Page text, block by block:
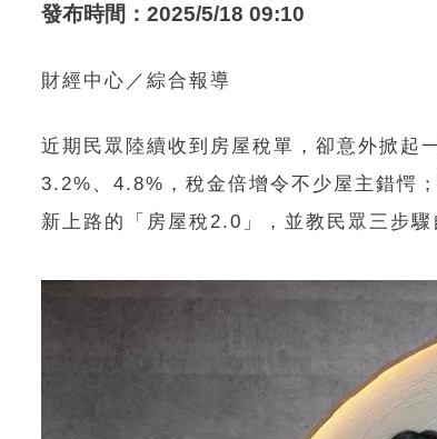
發布時間：2025/5/18 09:10
財經中心／綜合報導
近期民眾陸續收到房屋稅單，卻意外掀起
3.2%、4.8%，稅金倍增令不少屋主錯愕
新上路的「房屋稅2.0」，並教民眾三步